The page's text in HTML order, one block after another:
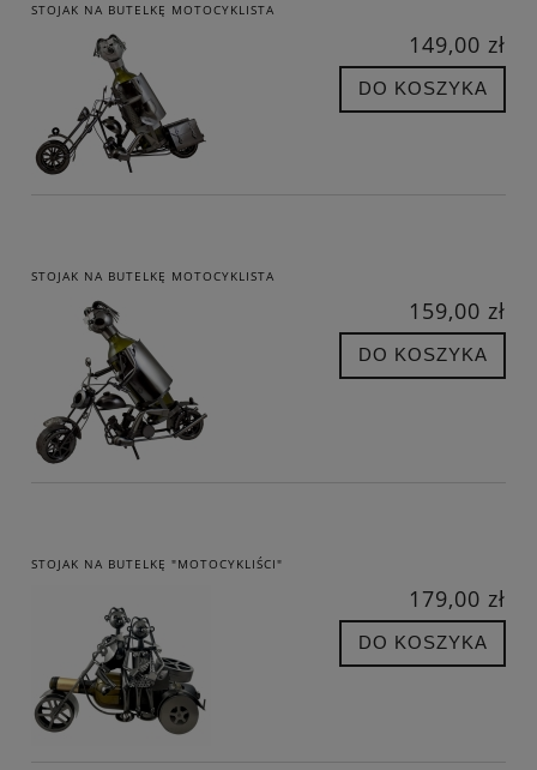
STOJAK NA BUTELKĘ MOTOCYKLISTA
149,00 zł
DO KOSZYKA
STOJAK NA BUTELKĘ MOTOCYKLISTA
159,00 zł
DO KOSZYKA
STOJAK NA BUTELKĘ "MOTOCYKLIŚCI"
179,00 zł
DO KOSZYKA